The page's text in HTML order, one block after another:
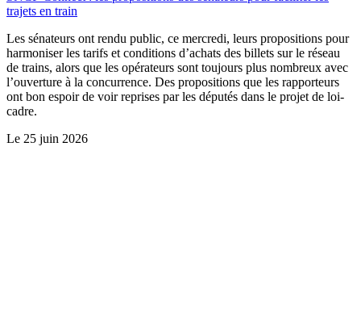
trajets en train
Les sénateurs ont rendu public, ce mercredi, leurs propositions pour
harmoniser les tarifs et conditions d’achats des billets sur le réseau
de trains, alors que les opérateurs sont toujours plus nombreux avec
l’ouverture à la concurrence. Des propositions que les rapporteurs
ont bon espoir de voir reprises par les députés dans le projet de loi-
cadre.
Le 25 juin 2026